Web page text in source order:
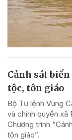
Cảnh sát
tộc, tôn giáo
Bộ Tư lệnh Vùng
và chính quyền xã
Chương trình
tôn giáo”.